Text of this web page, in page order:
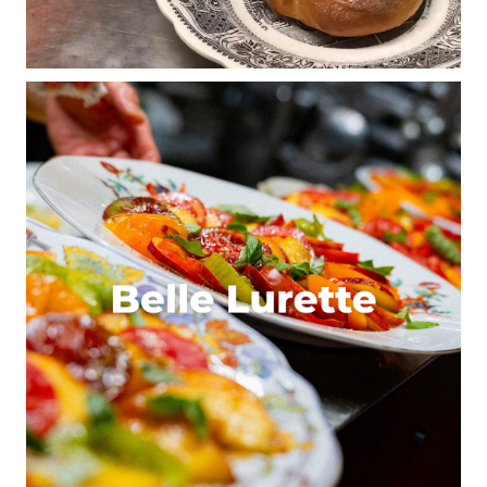
caillou (encore la Croix Rousse) est très bien
pour le coté Rhone.
Les vues depuis les Monts d’Or (Saint Cyr au
centre du village, Mont Cindre, Mont thou) sont
les plus belles pour avoir une vue plus eloignée de
la ville.
Répondre
Il y a un quartier à Lyon dont le nom évoque à lui
seul le sujet de cet article et qui a complètement
oublié : l’Observance, entre le cimetière de Loyasse
et le Fort de Vaise.
C’est pour ça aussi que j’adore ce quartier. Il
déboite et tout le monde l’oublie…
Le Mike
17 février 2012 à 7 h 30 min
Répondre